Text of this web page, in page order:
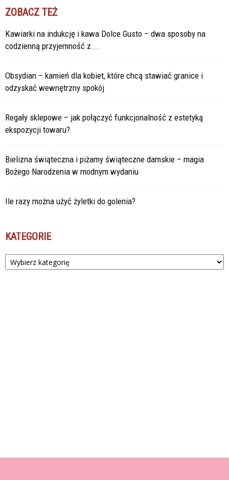
ZOBACZ TEŻ
Kawiarki na indukcję i kawa Dolce Gusto – dwa sposoby na
codzienną przyjemność z...
Obsydian – kamień dla kobiet, które chcą stawiać granice i
odzyskać wewnętrzny spokój
Regały sklepowe – jak połączyć funkcjonalność z estetyką
ekspozycji towaru?
Bielizna świąteczna i piżamy świąteczne damskie – magia
Bożego Narodzenia w modnym wydaniu
Ile razy można użyć żyletki do golenia?
KATEGORIE
Kategorie